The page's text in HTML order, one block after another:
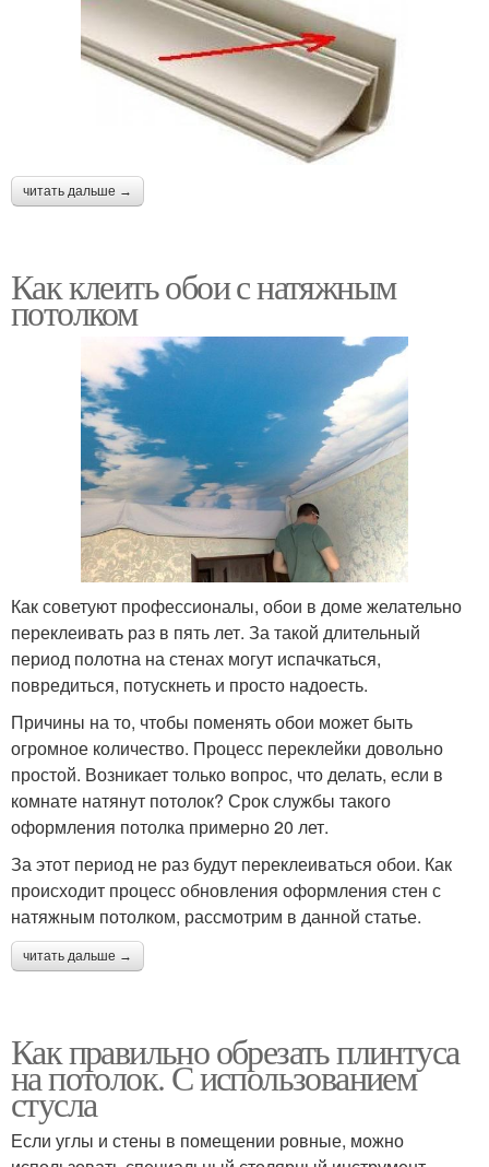
читать дальше →
Как клеить обои с натяжным
потолком
Как советуют профессионалы, обои в доме желательно
переклеивать раз в пять лет. За такой длительный
период полотна на стенах могут испачкаться,
повредиться, потускнеть и просто надоесть.
Причины на то, чтобы поменять обои может быть
огромное количество. Процесс переклейки довольно
простой. Возникает только вопрос, что делать, если в
комнате натянут потолок? Срок службы такого
оформления потолка примерно 20 лет.
За этот период не раз будут переклеиваться обои. Как
происходит процесс обновления оформления стен с
натяжным потолком, рассмотрим в данной статье.
читать дальше →
Как правильно обрезать плинтуса
на потолок. С использованием
стусла
Если углы и стены в помещении ровные, можно